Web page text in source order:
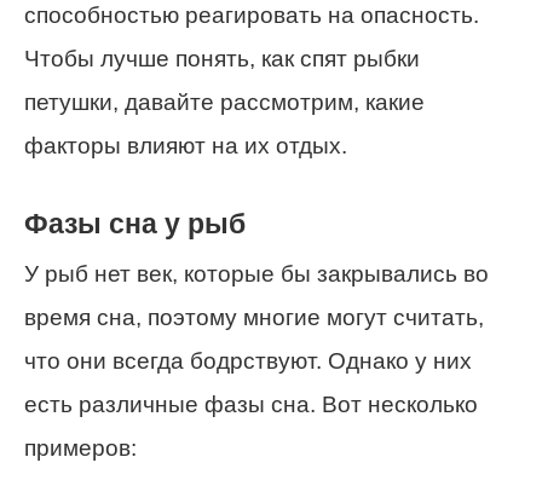
способностью реагировать на опасность.
Чтобы лучше понять, как спят рыбки
петушки, давайте рассмотрим, какие
факторы влияют на их отдых.
Фазы сна у рыб
У рыб нет век, которые бы закрывались во
время сна, поэтому многие могут считать,
что они всегда бодрствуют. Однако у них
есть различные фазы сна. Вот несколько
примеров: